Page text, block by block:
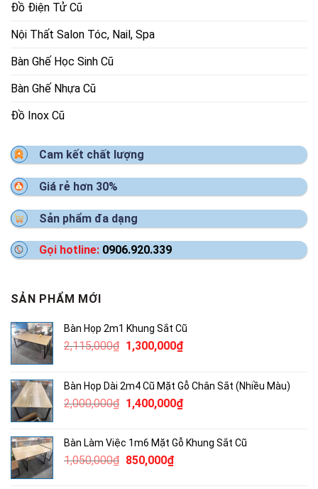
Đồ Điện Tử Cũ
Nội Thất Salon Tóc, Nail, Spa
Bàn Ghế Học Sinh Cũ
Bàn Ghế Nhựa Cũ
Đồ Inox Cũ
Cam kết chất lượng
Giá rẻ hơn 30%
Sản phẩm đa dạng
Gọi hotline: 0906.920.339
SẢN PHẨM MỚI
Bàn Họp 2m1 Khung Sắt Cũ
2,115,000₫ Giá
2,115,000₫.
1,300,000₫Giá
là:
1,300,000₫.
Bàn Họp Dài 2m4 Cũ Mặt Gỗ Chân Sắt (Nhiều Màu)
2,000,000₫ Giá
2,000,000₫.
1,400,000₫Giá
là:
Bàn Làm Việc 1m6 Mặt Gỗ Khung Sắt Cũ
1,050,000₫ Giá
850,000₫Giá